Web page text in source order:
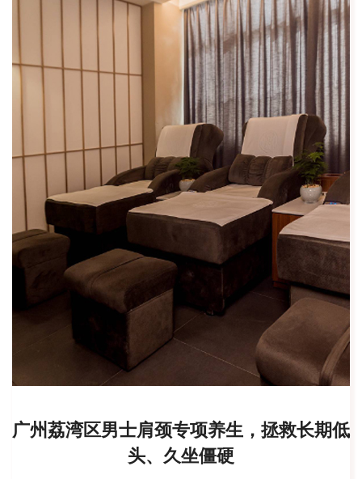
广州荔湾区男士肩颈专项养生，拯救长期低
头、久坐僵硬